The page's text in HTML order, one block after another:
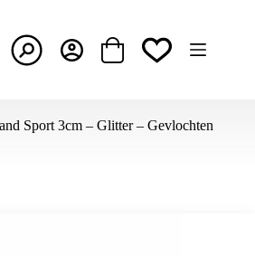
Winkelwagen
Sport 3cm – Glitter – Gevlochten